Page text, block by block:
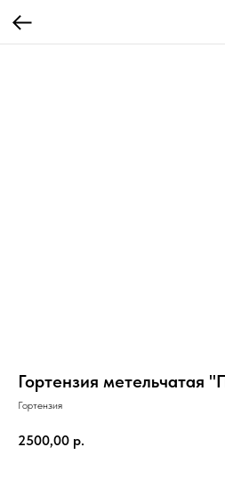
Гортензия метельчатая
Гортензия
2500,00 р.